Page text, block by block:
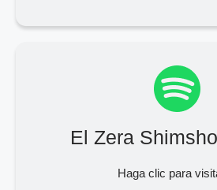
El Zera
Haga clic para